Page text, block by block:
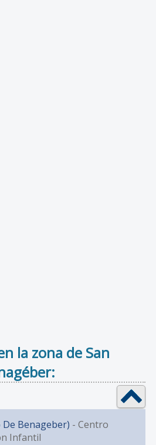
la zona de San
Benageber) - Centro
Infantil